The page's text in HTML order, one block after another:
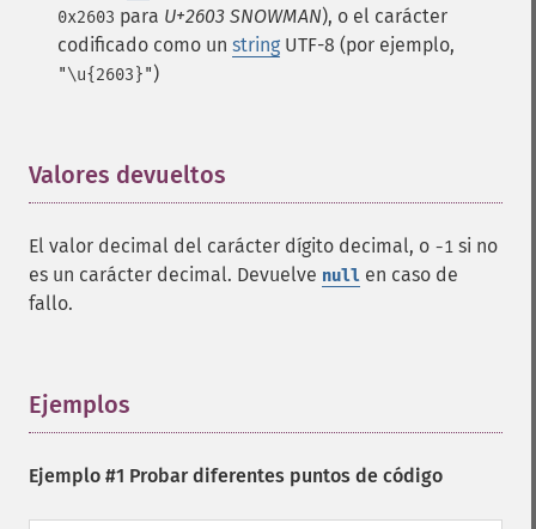
0x2603 para U+2603 SNOWMAN), o el carácter
codificado como un string UTF-8 (por ejemplo,
"\u{2603}")
Valores devueltos
El valor decimal del carácter dígito decimal, o -1 si no
es un carácter decimal. Devuelve null en caso de
fallo.
Ejemplos
Ejemplo #1 Probar diferentes puntos de código